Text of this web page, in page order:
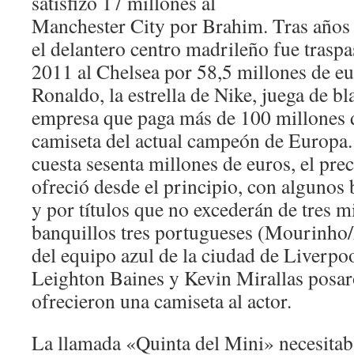
Manchester City por Brahim. Tras
el delantero centro madrileño fue
2011 al Chelsea por 58,5 millones de
Ronaldo, la estrella de Nike, juega de
empresa que paga más de 100
camiseta del actual campeón de
cuesta sesenta millones de euros, el
ofreció desde el principio, con
y por títulos que no excederán de tres
banquillos tres portugueses
del equipo azul de la ciudad de
Leighton Baines y Kevin Mirallas
ofrecieron una camiseta al actor.
La llamada «Quinta del Mini»